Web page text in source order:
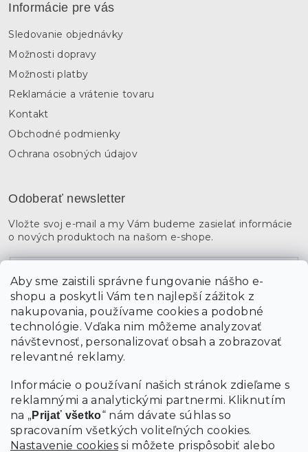
Aby sme zaistili správne fungovanie nášho e-
shopu a poskytli Vám ten najlepší zážitok z
nakupovania, používame cookies a podobné
technológie. Vďaka nim môžeme analyzovať
návštevnosť, personalizovať obsah a zobrazovať
relevantné reklamy.
Informácie o používaní našich stránok zdieľame s
reklamnými a analytickými partnermi. Kliknutím
na „Prijať všetko“ nám dávate súhlas so
spracovaním všetkých voliteľných cookies.
Nastavenie cookies si môžete prispôsobiť alebo
Informácie pre vás
Sledovanie objednávky
Možnosti dopravy
Možnosti platby
Reklamácie a vrátenie tovaru
Kontakt
Obchodné podmienky
Ochrana osobných údajov
Odoberať newsletter
Vložte svoj e-mail a my Vám budeme zasielať informácie
o nových produktoch na našom e-shope.
Vložením údajov súhlasíte s podmienkami ochrany
osobných údajov
PRIHLÁSIŤ SA